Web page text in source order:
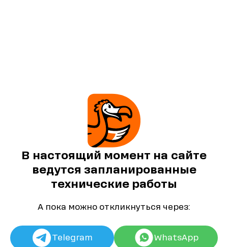
В настоящий момент на сайте
ведутся запланированные
технические работы
А пока можно откликнуться через:
Telegram WhatsApp